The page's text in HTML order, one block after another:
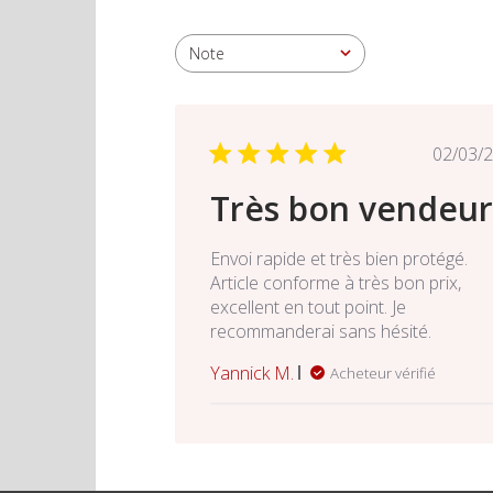
Note
Toutes les évaluations
02/03/
Très bon vendeur
Envoi rapide et très bien protégé.
Article conforme à très bon prix,
excellent en tout point. Je
recommanderai sans hésité.
Yannick M.
Acheteur vérifié